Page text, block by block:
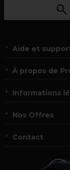
Aide et
À propos de
Informations
Nos Offres
Contact